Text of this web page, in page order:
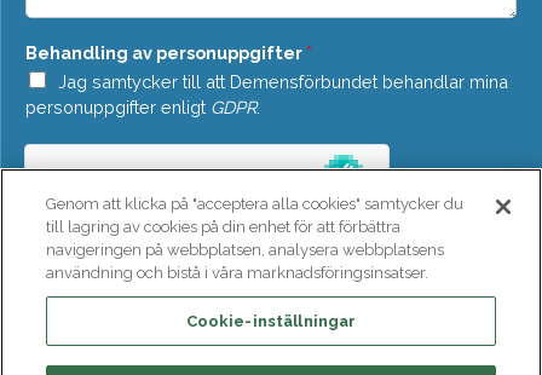
a
d
e
*
Behandling av personuppgifter *
Jag samtycker till att Demensförbundet behandlar mina
personuppgifter enligt GDPR.
SKICKA
Genom att klicka på "acceptera alla cookies" samtycker du
till lagring av cookies på din enhet för att förbättra
navigeringen på webbplatsen, analysera webbplatsens
användning och bistå i våra marknadsföringsinsatser.
Cookie-inställningar